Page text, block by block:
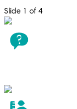
Slide 1 of 4